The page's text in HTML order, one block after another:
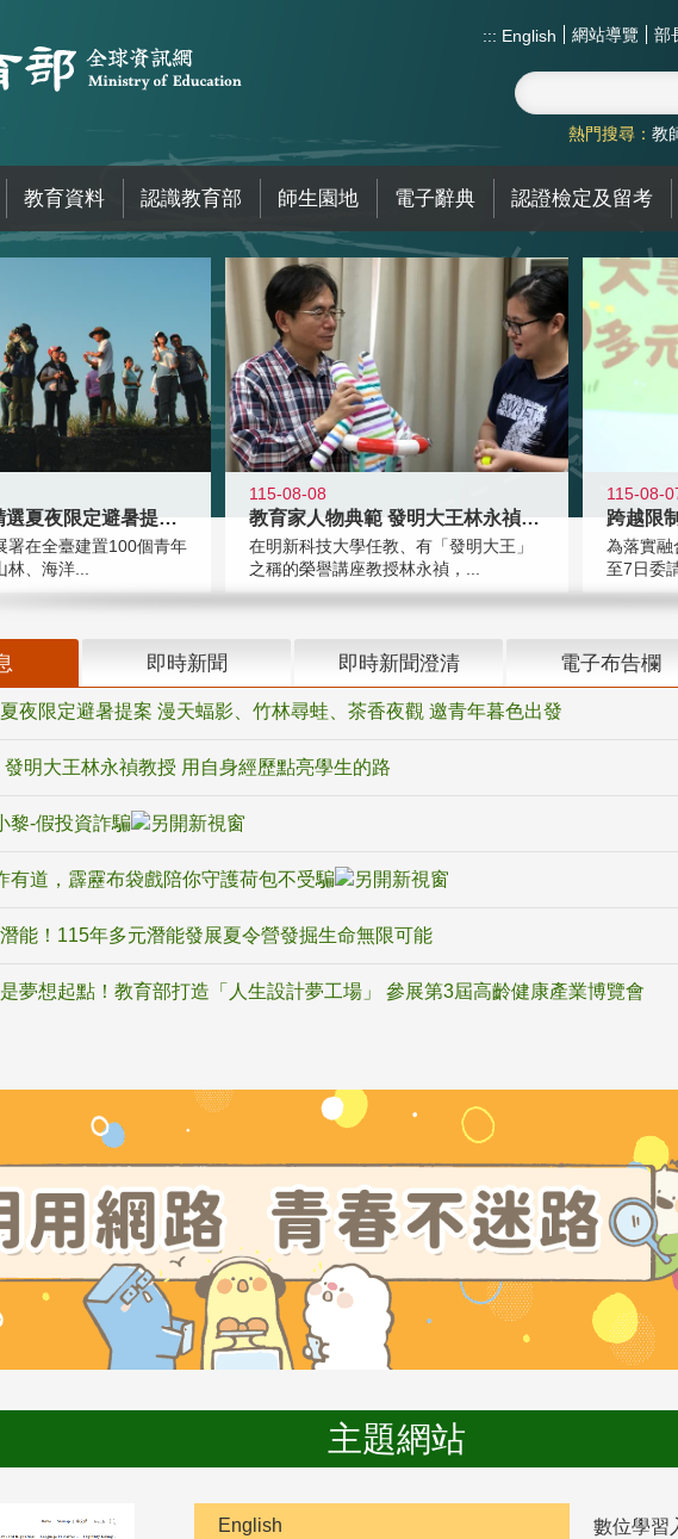
::: English 網站導覽 部
熱門搜尋： 教
教育資料 認識教育部 師生園地 電子辭典 認證檢定及留考
青年壯遊點精選夏夜限定避暑提案 漫
署在全臺建置100個青年
、海洋...
115-08-08
教育家人物典範 發明大王林永禎教授
在明新科技大學任教、有「發明大王」
之稱的榮譽講座教授林永禎，...
115-08-
為落實融
至7日委
即時新聞 即時新聞澄清 電子布告欄
夜限定避暑提案 漫天蝠影、竹林尋蛙、茶香夜觀 邀青年暮色出發
明大王林永禎教授 用自身經歷點亮學生的路
黎-假投資詐騙
有道，霹靂布袋戲陪你守護荷包不受騙
能！115年多元潛能發展夏令營發掘生命無限可能
夢想起點！教育部打造「人生設計夢工場」 參展第3屆高齡健康產業博覽會
主題網站
English 數位學習